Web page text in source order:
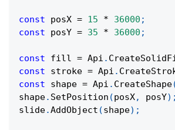
const posX = 15 * 36000 ;
const posY = 35 * 36000 ;
const fill = Api .
const stroke = Api .
const shape = Api . CreateShape
shape. SetPosition (posX, posY) ;
slide.AddObject (shape) ;